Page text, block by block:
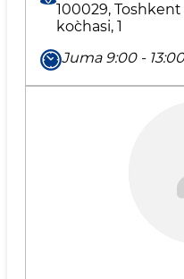
100029,
ko`chаsi, 1
Juma 9:00 - 13:00